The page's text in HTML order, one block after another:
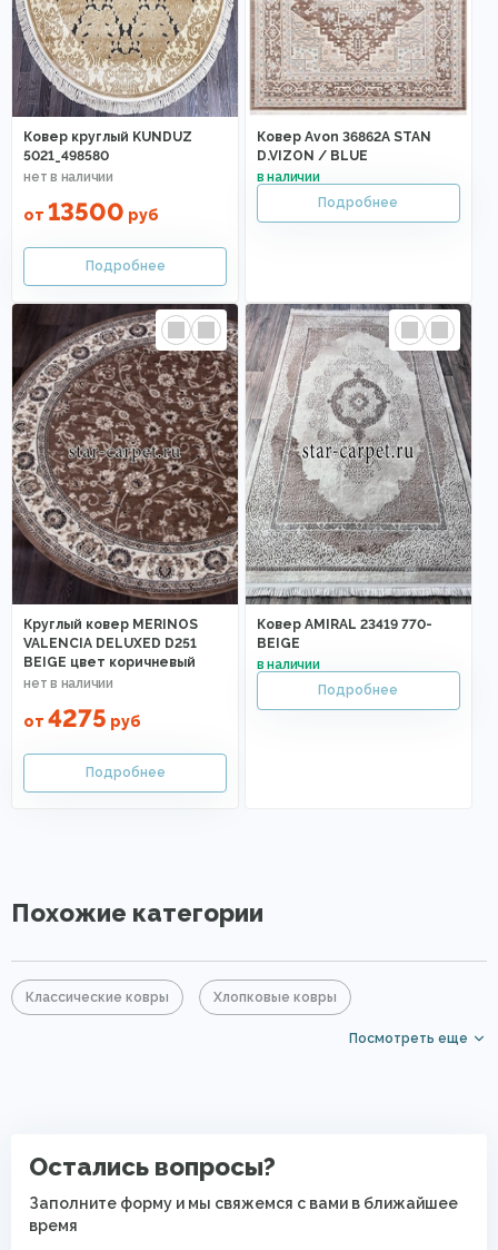
Ковер круглый KUNDUZ
5021_498580
от 13500 руб
Ковер Avon 36862A STAN
D.VIZON / BLUE
Круглый ковер MERINOS
VALENCIA DELUXED D251
BEIGE цвет коричневый
от 4275 руб
Ковер AMIRAL 23419 770-
BEIGE
Похожие категории
Классические ковры Хлопковые ковры
Посмотреть еще
Остались вопросы?
Заполните форму и мы свяжемся с вами в ближайшее
время